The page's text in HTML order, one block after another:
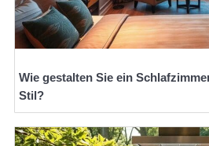
Wie gestalten Sie ein
Stil?